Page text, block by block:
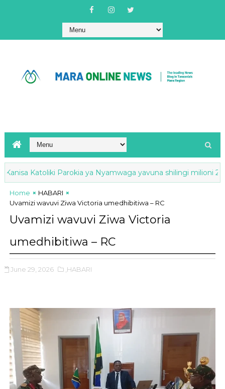
Katoliki Parokia ya Nyamwaga yavuna shilingi milioni 259
Home
HABARI
Uvamizi wavuvi Ziwa Victoria umedhibitiwa – RC
Uvamizi wavuvi Ziwa Victoria
umedhibitiwa – RC
June 29, 2026 ,HABARI